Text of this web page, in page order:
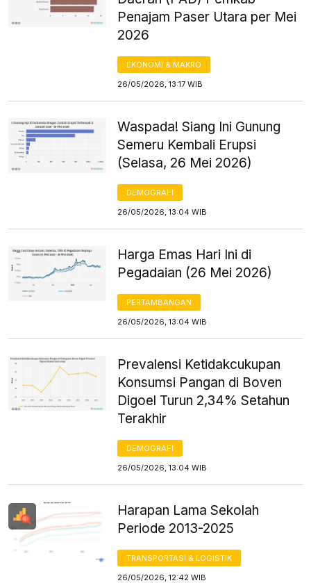
Penajam Paser Utara per Mei
2026
EKONOMI & MAKRO
26/05/2026, 13:17 WIB
Waspada! Siang Ini Gunung
Semeru Kembali Erupsi
(Selasa, 26 Mei 2026)
DEMOGRAFI
26/05/2026, 13:04 WIB
Harga Emas Hari Ini di
Pegadaian (26 Mei 2026)
PERTAMBANGAN
26/05/2026, 13:04 WIB
Prevalensi Ketidakcukupan
Konsumsi Pangan di Boven
Digoel Turun 2,34% Setahun
Terakhir
DEMOGRAFI
26/05/2026, 13:04 WIB
Harapan Lama Sekolah
Periode 2013-2025
TRANSPORTASI & LOGISTIK
26/05/2026, 12:42 WIB